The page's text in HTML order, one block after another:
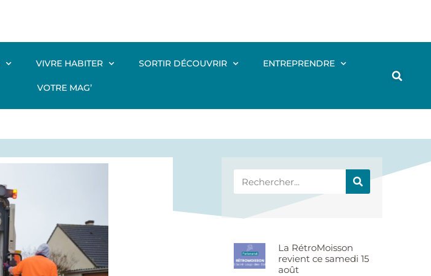
VIVRE HABITER SORTIR DÉCOUVRIR ENTREPRENDRE
VOTRE MAG’
La RétroMoisson
revient ce samedi 15
août